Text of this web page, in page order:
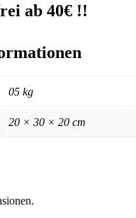
ab 40€ !!
05 kg
20 × 30 × 20 cm